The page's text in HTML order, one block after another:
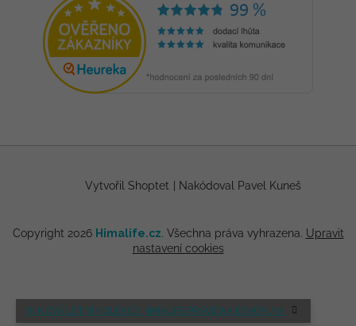
🌸 NOVÁ LETNÍ KOLEKCE HIMALIFE PRÁVĚ NA ESHOPU 🌸
Vytvořil Shoptet Nakódoval Pavel Kuneš
Copyright 2026 Himalife.cz. Všechna práva vyhrazena. Upravit
nastavení cookies